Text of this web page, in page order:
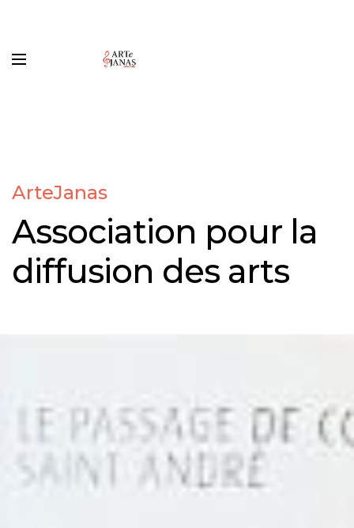
ArteJanas
Association pour la
diffusion des arts